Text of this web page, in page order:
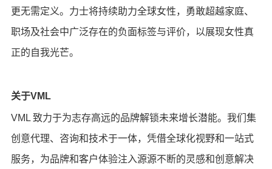
更无需定义。力士将持续助力全球女性，勇敢超越家庭、
职场及社会中广泛存在的负面标签与评价，以展现女性真
正的自我光芒。
关于VML
VML 致力于为志存高远的品牌解锁未来增长潜能。我们集
创意代理、咨询和技术于一体，凭借全球化视野和一站式
服务，为品牌和客户体验注入源源不断的灵感和创意解决